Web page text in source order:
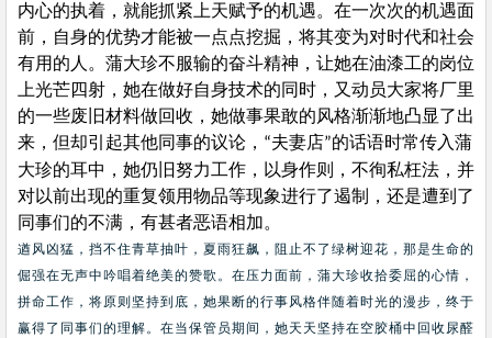
内心的执着，就能抓紧上天赋予的机遇。在一次次的机遇面
前，自身的优势才能被一点点挖掘，将其变为对时代和社会
有用的人。蒲大珍不服输的奋斗精神，让她在油漆工的岗位
上光芒四射，她在做好自身技术的同时，又动员大家将厂里
的一些废旧材料做回收，她做事果敢的风格渐渐地凸显了出
来，但却引起其他同事的议论， “夫妻店”的话语时常传入蒲
大珍的耳中，她仍旧努力工作，以身作则，不徇私枉法，并
对以前出现的重复领用物品等现象进行了遏制，还是遭到了
同事们的不满，有甚者恶语相加。
遒风凶猛，挡不住青草抽叶，夏雨狂飙，阻止不了绿树迎花，那是生命的
倔强在无声中吟唱着绝美的赞歌。在压力面前，蒲大珍收拾委屈的心情，
拼命工作，将原则坚持到底，她果断的行事风格伴随着时光的漫步，终于
赢得了同事们的理解。在当保管员期间，她天天坚持在空胶桶中回收尿醛